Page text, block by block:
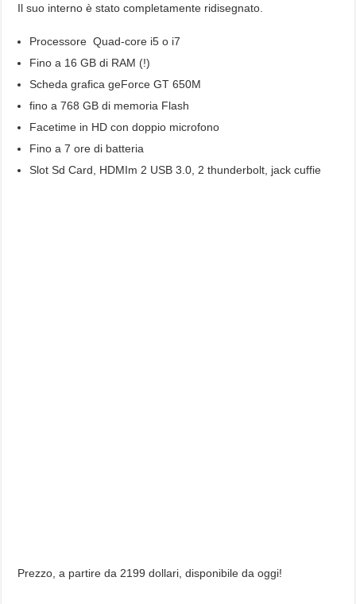
Il suo interno è stato completamente ridisegnato.
Processore Quad-core i5 o i7
Fino a 16 GB di RAM (!)
Scheda grafica geForce GT 650M
fino a 768 GB di memoria Flash
Facetime in HD con doppio microfono
Fino a 7 ore di batteria
Slot Sd Card, HDMIm 2 USB 3.0, 2 thunderbolt, jack cuffie
Prezzo, a partire da 2199 dollari, disponibile da oggi!